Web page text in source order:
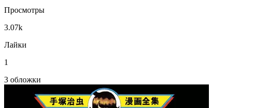
Просмотры
3.07k
Лайки
1
3 обложки